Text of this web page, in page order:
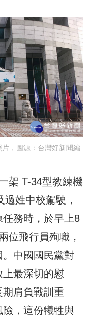
，圖源：台灣好新聞編
架 T-34型教練機
過姓中校駕駛，
務時，於早上8
位飛行員殉職，
中國國民黨對
最深切的慰
肩負戰訓重
，這份犧牲與